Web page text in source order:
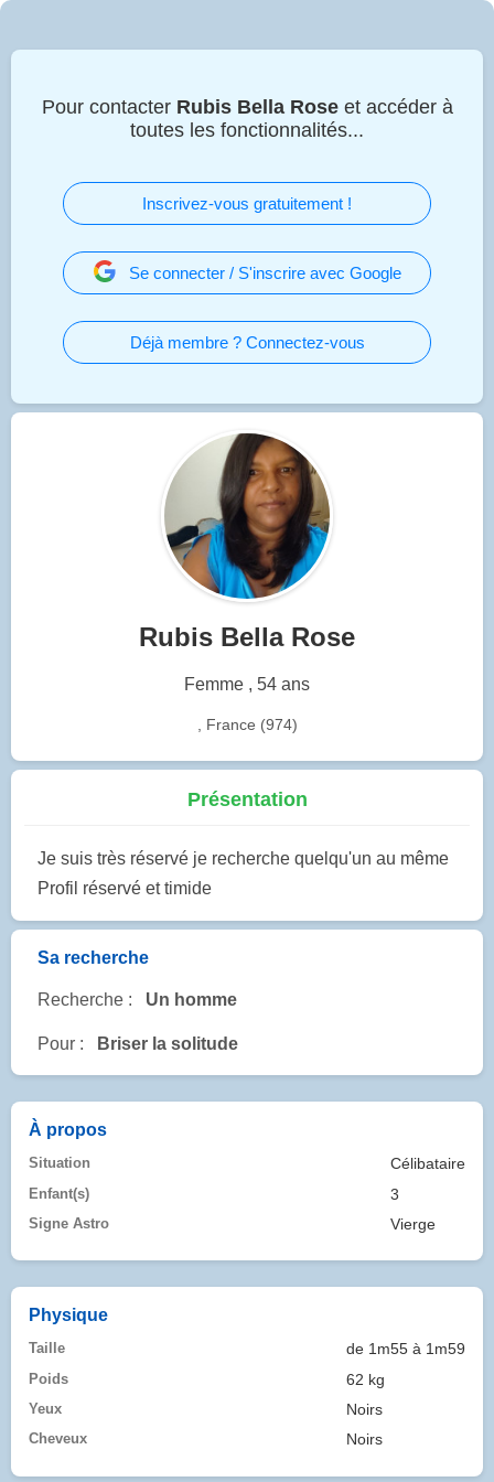
Pour contacter Rubis Bella Roseet accéder à
toutes les fonctionnalités...
Inscrivez-vous gratuitement !
Se connecter / S'inscrire avec Google
Déjà membre ? Connectez-vous
Rubis Bella Rose
Femme , 54 ans
, France (974)
Présentation
Je suis très réservé je recherche quelqu'un au même
Profil réservé et timide
Sa recherche
Recherche : Un homme
Pour : Briser la solitude
À propos
Situation Célibataire
Enfant(s) 3
Signe Astro Vierge
Physique
Taille de 1m55 à 1m59
Poids 62 kg
Yeux Noirs
Cheveux Noirs